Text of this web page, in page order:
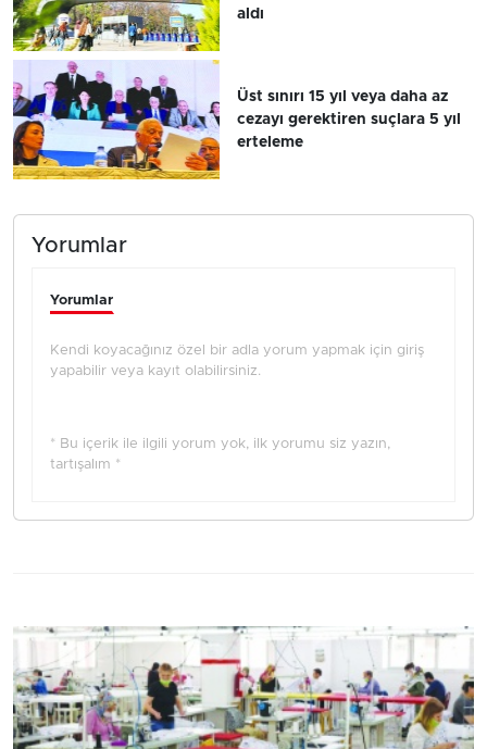
aldı
Üst sınırı 15 yıl veya daha az
cezayı gerektiren suçlara 5 yıl
erteleme
Yorumlar
Yorumlar
Kendi koyacağınız özel bir adla yorum yapmak için giriş
yapabilir veya kayıt olabilirsiniz.
* Bu içerik ile ilgili yorum yok, ilk yorumu siz yazın,
tartışalım *